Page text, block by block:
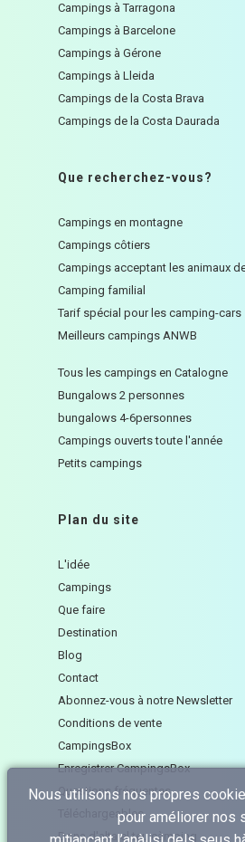
Campings à Tarragona
Campings à Barcelone
Campings à Gérone
Campings à Lleida
Campings de la Costa Brava
Campings de la Costa Daurada
Que recherchez-vous?
Campings en montagne
Campings côtiers
Campings acceptant les animaux
Camping familial
Tarif spécial pour les camping-cars
Meilleurs campings ANWB
Tous les campings en Catalogne
Bungalows 2 personnes
bungalows 4-6personnes
Campings ouverts toute l'année
Petits campings
Plan du site
L'idée
Campings
Que faire
Destination
Blog
Contact
Abonnez-vous à notre Newsletter
Conditions de vente
CampingsBox
Enregistrer CampingsBox
Questions fréquentes
Téléchargeables
Dona d'alta el teu càmping
Nous utilisons nos propres
pour améliorer nos